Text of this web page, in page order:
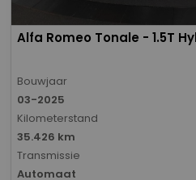
Alfa Romeo Tonale - 1.5T
Bouwjaar
03-2025
Kilometerstand
35.426 km
Transmissie
Automaat